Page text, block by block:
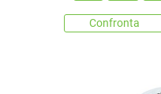
Confronta